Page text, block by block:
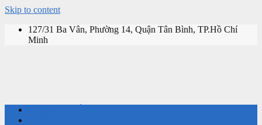
Skip to content
127/31 Ba Vân, Phường 14, Quận Tân Bình, TP.Hồ Chí
Minh